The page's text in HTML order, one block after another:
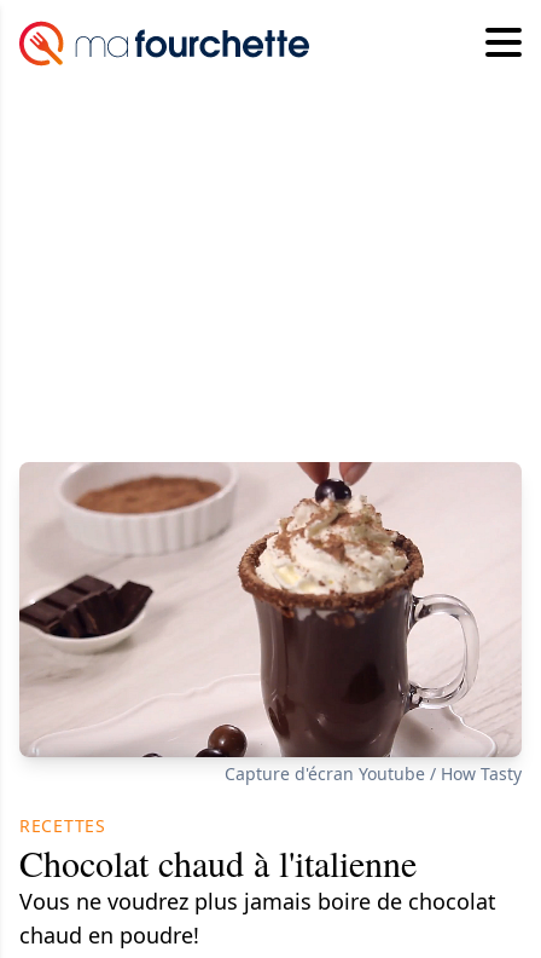
Capture d'écran Youtube / How Tasty
RECETTES
Chocolat chaud à l'italienne
Vous ne voudrez plus jamais boire de chocolat
chaud en poudre!